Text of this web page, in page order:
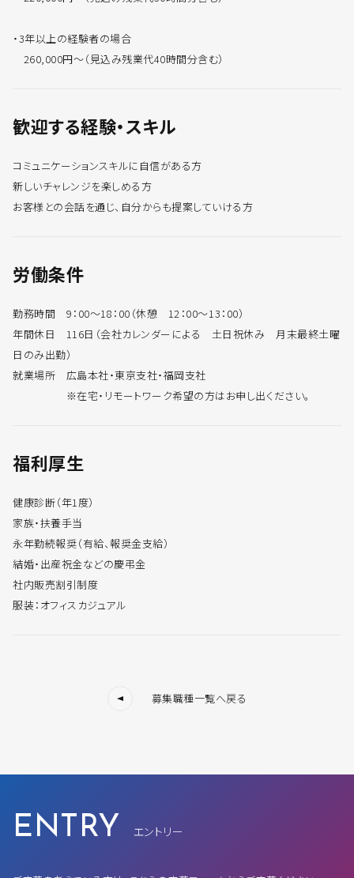
・3年以上の経験者の場合
260,000円～（見込み残業代40時間分含む）
歓迎する経験・スキル
コミュニケーションスキルに自信がある方
新しいチャレンジを楽しめる方
お客様との会話を通じ、自分からも提案していける方
労働条件
勤務時間 9：00～18：00（休憩 12：00～13：00）
年間休日 116日（会社カレンダーによる 土日祝休み 月末最終土曜
日のみ出勤）
就業場所 広島本社・東京支社・福岡支社
※在宅・リモートワーク希望の方はお申し出ください。
福利厚生
健康診断（年1度）
家族・扶養手当
永年勤続報奨（有給、報奨金支給）
結婚・出産祝金などの慶弔金
社内販売割引制度
服装：オフィスカジュアル
募集職種一覧へ戻る
ENTRY エントリー